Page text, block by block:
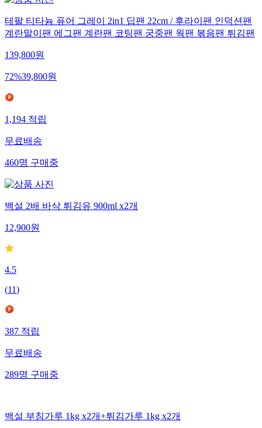
테팔 티타늄 퓨어 그레이 2in1 딥팬 22cm / 후라이팬 인덕션팬
계란말이팬 에그팬 계란팬 코팅팬 궁중팬 웍팬 볶음팬 튀김팬
139,800원
72%39,800원
1,194적립
무료배송
460명구매중
백설 2배 바삭 튀김유 900ml x2개
12,900원
4.5
(11)
387적립
무료배송
289명구매중
백설 부침가루 1kg x2개+튀김가루 1kg x2개